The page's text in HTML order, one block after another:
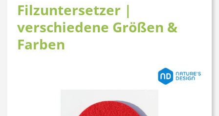
Filzuntersetzer |
verschiedene Größen &
Farben